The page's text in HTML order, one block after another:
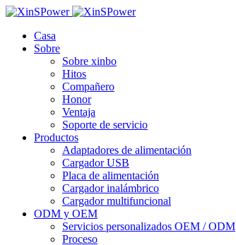
Casa
Sobre
Sobre xinbo
Hitos
Compañero
Honor
Ventaja
Soporte de servicio
Productos
Adaptadores de alimentación
Cargador USB
Placa de alimentación
Cargador inalámbrico
Cargador multifuncional
ODM y OEM
Servicios personalizados OEM / ODM
Proceso